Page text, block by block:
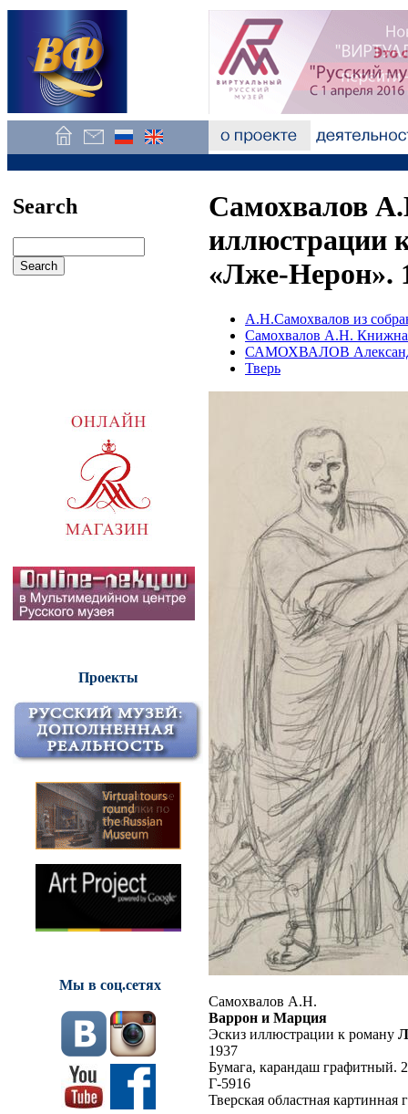
Search
Проекты
Мы в соц.сетях
Самохвалов
иллюстрации
«Лже-Нерон».
А.Н.Самохвалов из
Самохвалов А.Н.
САМОХВАЛОВ
Тверь
Самохвалов А.Н.
Варрон и Марция
Эскиз иллюстрации к роману
1937
Бумага, карандаш графитный.
Г-5916
Тверская областная картинная